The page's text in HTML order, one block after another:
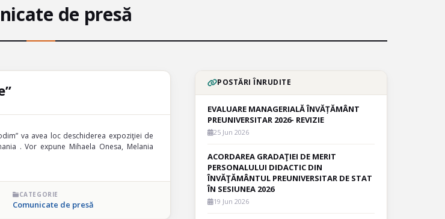
de presă
va avea loc deschiderea expoziţiei de
. Vor expune Mihaela Onesa, Melania
CATEGORIE
Comunicate de presă
POSTĂRI ÎNRUDITE
EVALUARE MANAGERIALĂ ÎNVĂȚĂMÂNT
PREUNIVERSITAR 2026- REVIZIE
25 Jun 2026
ACORDAREA GRADAŢIEI DE MERIT
PERSONALULUI DIDACTIC DIN
ÎNVĂŢĂMÂNTUL PREUNIVERSITAR DE STAT
ÎN SESIUNEA 2026
19 Jun 2026